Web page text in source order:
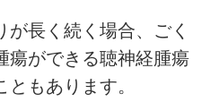
が長く続く場合、ごく
瘍ができる聴神経腫瘍
もあります。